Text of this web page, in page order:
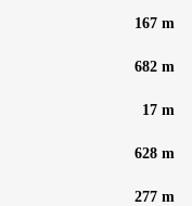
167 m
682 m
17 m
628 m
277 m